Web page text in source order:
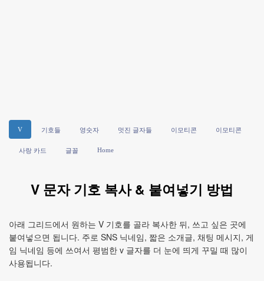
V 기호들 영숫자 멋진 글자들 이모티콘 이모티콘
사랑 카드 글꼴 Home
V 문자 기호 복사 & 붙여넣기 방법
아래 그리드에서 원하는 V 기호를 골라 복사한 뒤, 쓰고 싶은 곳에
붙여넣으면 됩니다. 주로 SNS 닉네임, 짧은 소개글, 채팅 메시지, 게
임 닉네임 등에 쓰여서 평범한 v 글자를 더 눈에 띄게 꾸밀 때 많이
사용됩니다.